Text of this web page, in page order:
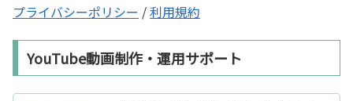
プライバシーポリシー /利用規約
YouTube動画制作・運用サポート